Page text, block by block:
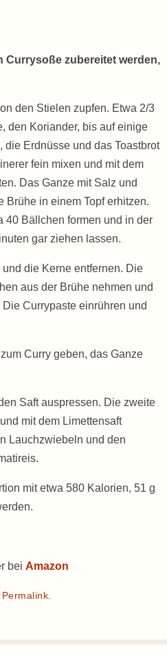
Currysoße zubereitet werden,
den Stielen zupfen. Etwa 2/3
den Koriander, bis auf einige
die Erdnüsse und das Toastbrot
fein mixen und mit dem
Das Ganze mit Salz und
Brühe in einem Topf erhitzen.
40 Bällchen formen und in der
gar ziehen lassen.
die Kerne entfernen. Die
aus der Brühe nehmen und
Currypaste einrühren und
Curry geben, das Ganze
Saft auspressen. Die zweite
mit dem Limettensaft
Lauchzwiebeln und den
mit etwa 580 Kalorien, 51 g
bei Amazon
Permalink